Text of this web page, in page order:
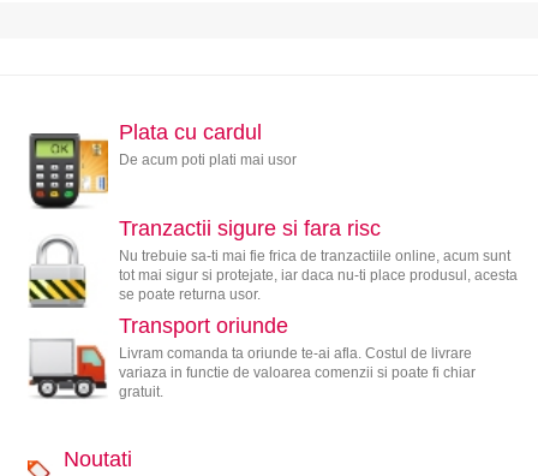
Plata cu cardul
De acum poti plati mai usor
Tranzactii sigure si fara risc
Nu trebuie sa-ti mai fie frica de tranzactiile online, acum sunt
tot mai sigur si protejate, iar daca nu-ti place produsul, acesta
se poate returna usor.
Transport oriunde
Livram comanda ta oriunde te-ai afla. Costul de livrare
variaza in functie de valoarea comenzii si poate fi chiar
gratuit.
Noutati